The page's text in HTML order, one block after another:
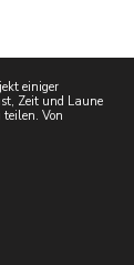
einiger
Zeit und Laune
teilen. Von